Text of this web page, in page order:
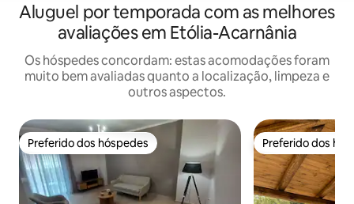
Aluguel por temporada com as melhores
avaliações em Etólia-Acarnânia
Os hóspedes concordam: estas acomodações foram
muito bem avaliadas quanto a localização, limpeza e
outros aspectos.
Preferido dos hóspedes
Preferido dos hóspedes Preferido dos
Preferido dos